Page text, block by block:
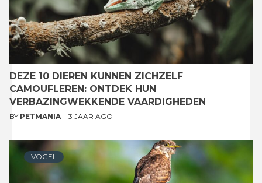
DEZE 10 DIEREN KUNNEN ZICHZELF
CAMOUFLEREN: ONTDEK HUN
VERBAZINGWEKKENDE VAARDIGHEDEN
BY PETMANIA 3 JAAR AGO
VOGEL